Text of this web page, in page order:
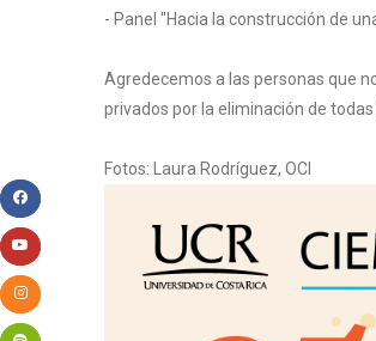
- Panel "Hacia la construcción de
Agredecemos a las personas que
privados por la eliminación de
Fotos: Laura Rodríguez, OCI